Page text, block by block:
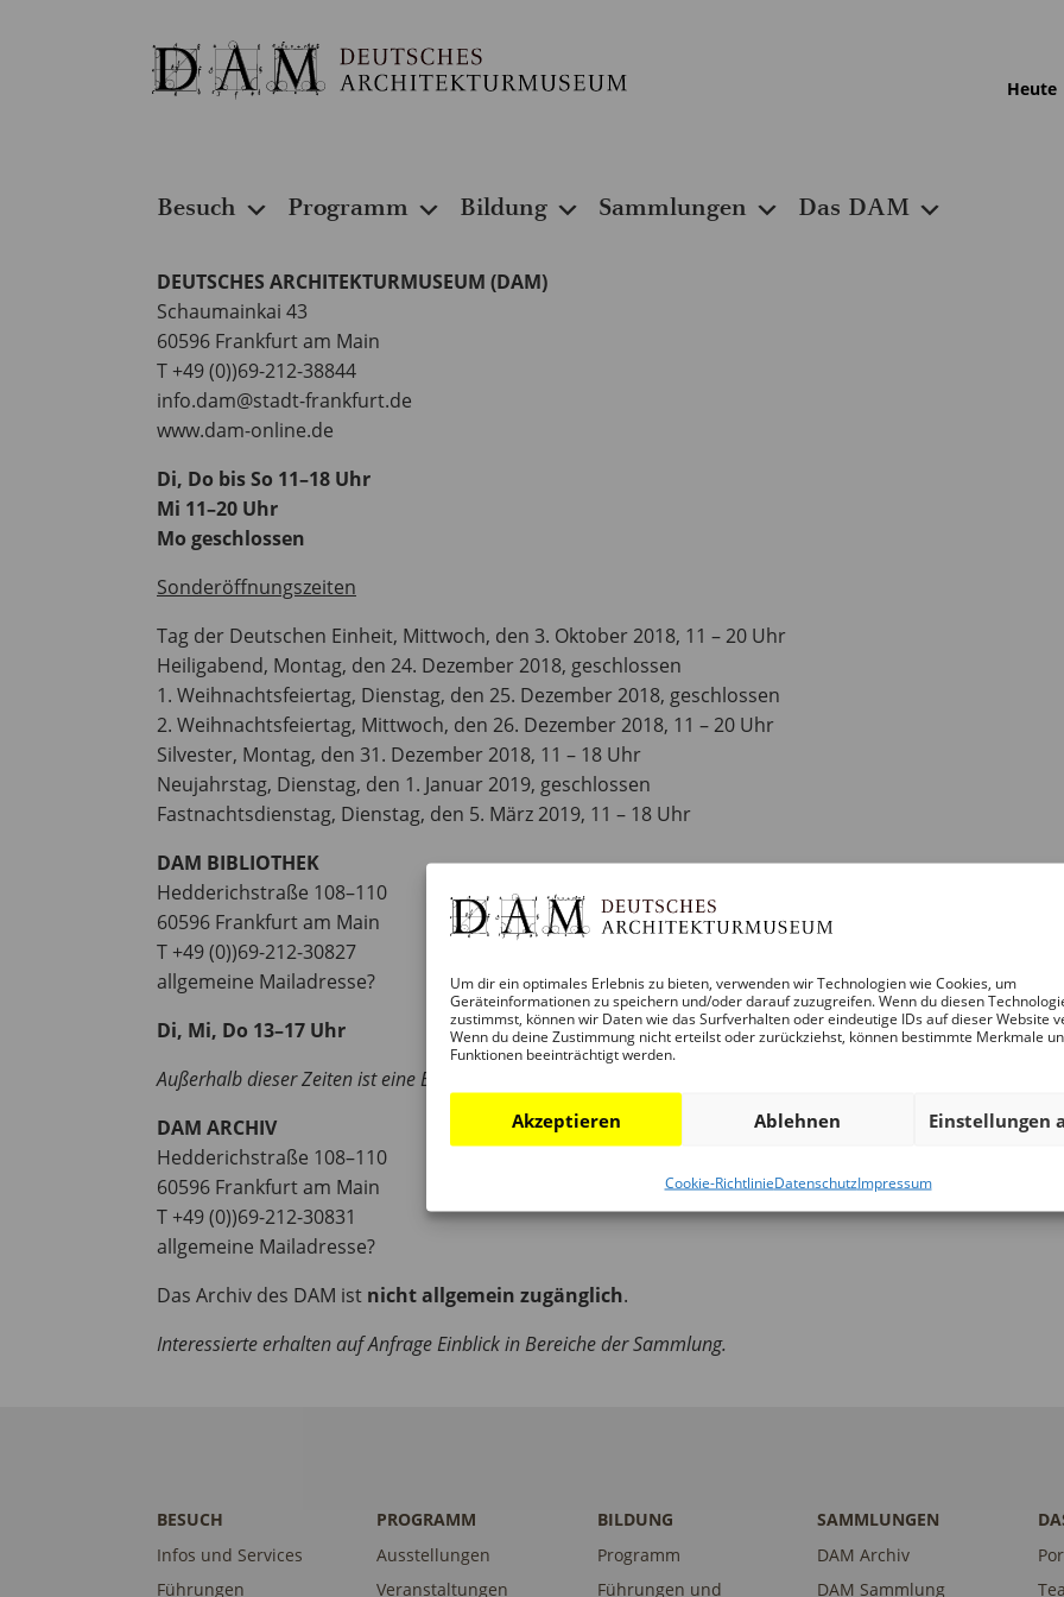
Um dir ein optimales Erlebnis zu bieten, verwenden wir Technologien wie Cookies, um
Geräteinformationen zu speichern und/oder darauf zuzugreifen. Wenn du diesen
zustimmst, können wir Daten wie das Surfverhalten oder eindeutige IDs auf dieser Website
Wenn du deine Zustimmung nicht erteilst oder zurückziehst, können bestimmte Merkmale
Funktionen beeinträchtigt werden.
Akzeptieren Ablehnen Einstellungen
Cookie-RichtlinieDatenschutzImpressum
Heute
Besuch Programm Bildung Sammlungen Das DAM
DEUTSCHES ARCHITEKTURMUSEUM (DAM)
Schaumainkai 43
60596 Frankfurt am Main
T +49 (0))69-212-38844
info.dam@stadt-frankfurt.de
www.dam-online.de
Di, Do bis So 11–18 Uhr
Mi 11–20 Uhr
Mo geschlossen
Sonderöffnungszeiten
Tag der Deutschen Einheit, Mittwoch, den 3. Oktober 2018, 11 – 20 Uhr
Heiligabend, Montag, den 24. Dezember 2018, geschlossen
1. Weihnachtsfeiertag, Dienstag, den 25. Dezember 2018, geschlossen
2. Weihnachtsfeiertag, Mittwoch, den 26. Dezember 2018, 11 – 20 Uhr
Silvester, Montag, den 31. Dezember 2018, 11 – 18 Uhr
Neujahrstag, Dienstag, den 1. Januar 2019, geschlossen
Fastnachtsdienstag, Dienstag, den 5. März 2019, 11 – 18 Uhr
DAM BIBLIOTHEK
Hedderichstraße 108–110
60596 Frankfurt am Main
T +49 (0))69-212-30827
allgemeine Mailadresse?
Di, Mi, Do 13–17 Uhr
Außerhalb dieser Zeiten ist eine Benutzung der Bibliothek auf Voranmeldung möglich.
DAM ARCHIV
Hedderichstraße 108–110
60596 Frankfurt am Main
T +49 (0))69-212-30831
allgemeine Mailadresse?
Das Archiv des DAM ist nicht allgemein zugänglich.
Interessierte erhalten auf Anfrage Einblick in Bereiche der Sammlung.
BESUCH
Infos und Services
Führungen
PROGRAMM
Ausstellungen
Veranstaltungen
BILDUNG
Programm
Führungen und
SAMMLUNGEN
DAM Archiv
DAM Sammlung